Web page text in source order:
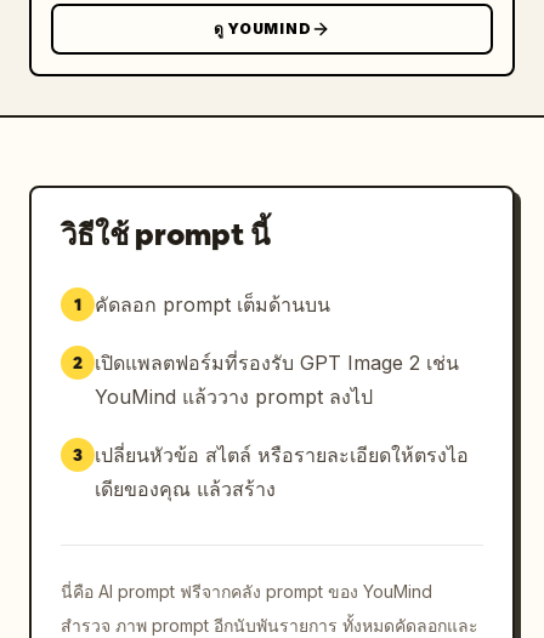
คน 3 คนสวมแจ็กเก็ตสีแดงอีกครั้ง
- 07 Urban Campaign Ads: การ์ดโฆษณาแนวตั้ง 3 ใบ
พร้อมภาพภูเขา/นักเดินป่าและป้ายโลโก้สีแดง พร้อมพาดหัว
แอปช้อปปิ้งมือถือสำหรับแจ็กเก็ตสีแดง: ตารางสินค้า, หน้า
รายละเอียดสินค้า และสรุปการชำระเงิน/คำสั่งซื้อ
- 09 Social Media Visuals: การ์ดโซเชียลแนวตั้ง 3
“SUMMIT SUNDAYS”, “PROTECT OUR PEAKS” และ
การพิมพ์: ใช้ฟอนต์ sans-serif แบบหนาสำหรับป้าย
และฟอนต์เซอริฟแบบหนาที่สง่างามสำหรับบรรทัดแคมเปญ
“Never Stop Exploring.” รักษาข้อความทั้งหมดให้คม
ผสมผสานกับองค์ประกอบระบบโลโก้แบบเวกเตอร์; แสง
แบบภาพยนตร์อัลไพน์, พื้นหลังภูเขาหิมะ, การนำเสนอ
ดู YOUMIND
วิธีใช้ prompt นี้
1 คัดลอก prompt เต็มด้านบน
2
เปิดแพลตฟอร์มที่รองรับ GPT Image 2 เช่น
YouMind แล้ววาง prompt ลงไป
3
เปลี่ยนหัวข้อ สไตล์ หรือรายละเอียดให้ตรงไอ
เดียของคุณ แล้วสร้าง
นี่คือ AI prompt ฟรีจากคลัง prompt ของ YouMind
สำรวจ ภาพ prompt อีกนับพันรายการ ทั้งหมดคัดลอกและ